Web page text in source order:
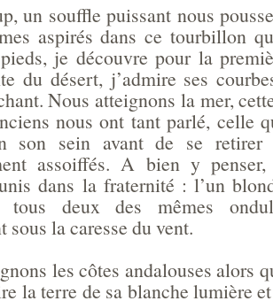
un souffle puissant nous
aspirés dans ce tourbillon
je découvre pour la
du désert, j’admire ses
Nous atteignons la mer,
nous ont tant parlé, celle
son sein avant de se retirer
assoiffés. A bien y
dans la fraternité : l’un
tous deux des mêmes
sous la caresse du vent.
les côtes andalouses alors
la terre de sa blanche lumière